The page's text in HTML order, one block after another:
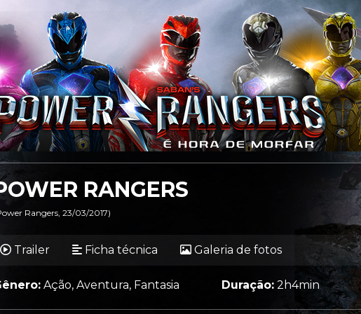
RANGERS
Rangers, 23/03/2017)
Trailer Ficha técnica Galeria de fotos
Ação, Aventura, Fantasia Duração: 2h4min